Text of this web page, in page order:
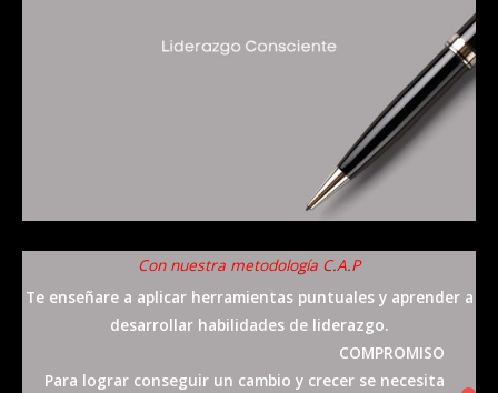
Con nuestra metodología C.A.P
Te enseñare a aplicar herramientas puntuales y aprender a
desarrollar habilidades de liderazgo.
COMPROMISO
Para lograr conseguir un cambio y crecer se necesita